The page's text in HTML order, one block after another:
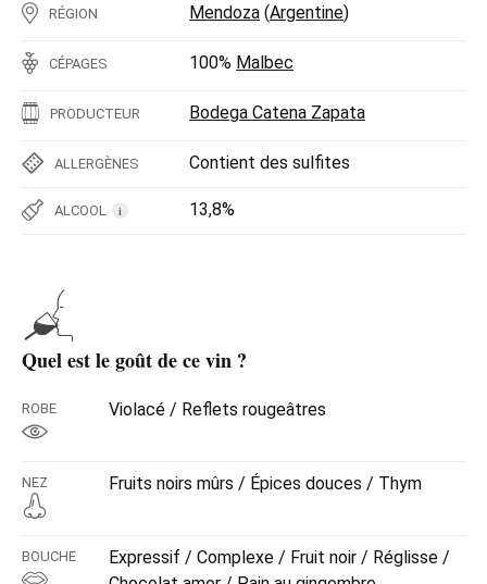
RÉGION Mendoza (Argentine)
CÉPAGES 100% Malbec
PRODUCTEUR Bodega Catena Zapata
ALLERGÈNES Contient des sulfites
ALCOOL i 13,8%
Quel est le goût de ce vin ?
ROBE Violacé / Reflets rougeâtres
NEZ Fruits noirs mûrs / Épices douces / Thym
BOUCHE
Expressif / Complexe / Fruit noir / Réglisse /